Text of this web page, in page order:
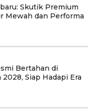
Skutik Premium
Mewah dan Performa
Bertahan di
Siap Hadapi Era